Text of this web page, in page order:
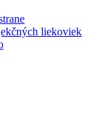
liekoviek